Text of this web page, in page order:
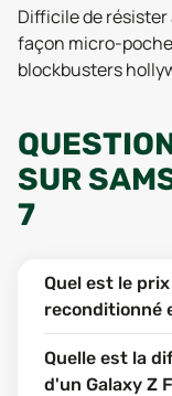
Difficile de résister
façon micro-
blockbusters
SUR
7
Quel est le
reconditionné
Quelle est la
d'un Galaxy Z